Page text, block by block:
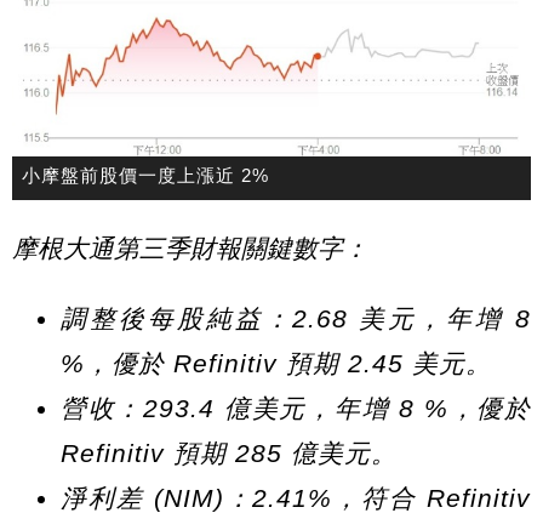
小摩盤前股價一度上漲近 2%
摩根大通第三季財報關鍵數字：
調整後每股純益：2.68 美元，年增 8
%，優於 Refinitiv 預期 2.45 美元。
營收：293.4 億美元，年增 8 %，優於
Refinitiv 預期 285 億美元。
淨利差 (NIM)：2.41%，符合 Refinitiv